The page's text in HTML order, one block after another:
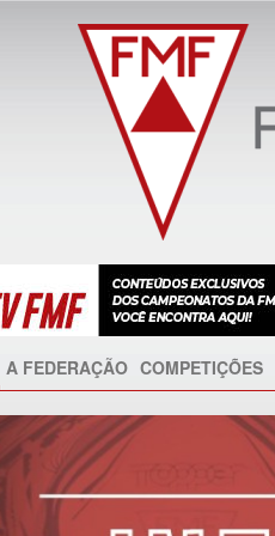
A FEDERAÇÃO COMPETIÇÕES
Próximo